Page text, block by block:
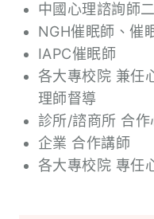
中國心理諮詢師
NGH催眠師、催
IAPC催眠師
各大專校院 兼任
理師督導
診所/諮商所 合作
企業 合作講師
各大專校院 專任